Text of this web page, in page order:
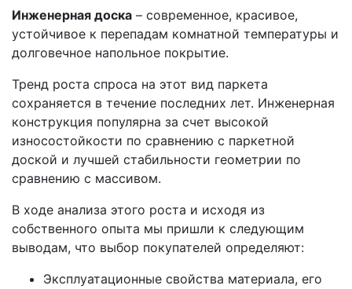
Инженерная доска – современное, красивое,
устойчивое к перепадам комнатной температуры и
долговечное напольное покрытие.
Тренд роста спроса на этот вид паркета
сохраняется в течение последних лет. Инженерная
конструкция популярна за счет высокой
износостойкости по сравнению с паркетной
доской и лучшей стабильности геометрии по
сравнению с массивом.
В ходе анализа этого роста и исходя из
собственного опыта мы пришли к следующим
выводам, что выбор покупателей определяют:
Эксплуатационные свойства материала, его